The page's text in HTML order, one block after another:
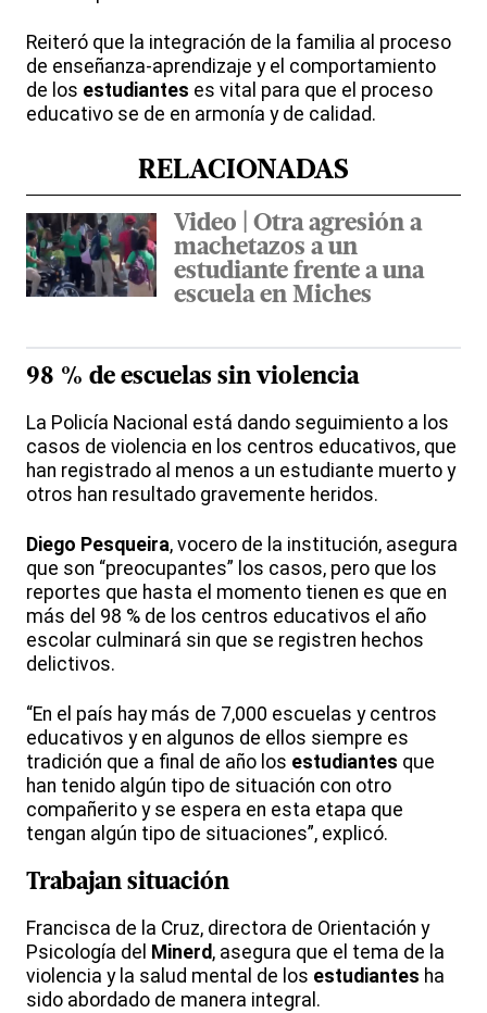
Reiteró que la integración de la familia al proceso
de enseñanza-aprendizaje y el comportamiento
de los estudiantes es vital para que el proceso
educativo se de en armonía y de calidad.
RELACIONADAS
Video | Otra agresión a
machetazos a un
estudiante frente a una
escuela en Miches
98 % de escuelas sin violencia
La Policía Nacional está dando seguimiento a los
casos de violencia en los centros educativos, que
han registrado al menos a un estudiante muerto y
otros han resultado gravemente heridos.
Diego Pesqueira, vocero de la institución, asegura
que son “preocupantes” los casos, pero que los
reportes que hasta el momento tienen es que en
más del 98 % de los centros educativos el año
escolar culminará sin que se registren hechos
delictivos.
“En el país hay más de 7,000 escuelas y centros
educativos y en algunos de ellos siempre es
tradición que a final de año los estudiantes que
han tenido algún tipo de situación con otro
compañerito y se espera en esta etapa que
tengan algún tipo de situaciones”, explicó.
Trabajan situación
Francisca de la Cruz, directora de Orientación y
Psicología del Minerd, asegura que el tema de la
violencia y la salud mental de los estudiantes ha
sido abordado de manera integral.